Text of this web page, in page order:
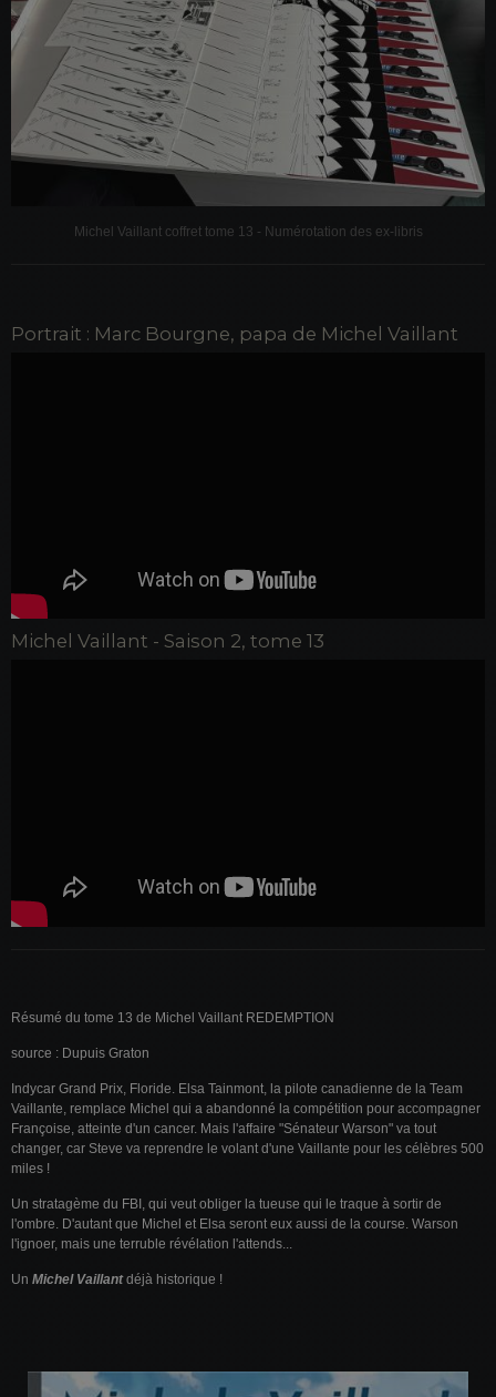
Michel Vaillant coffret tome 13 - Numérotation des ex-libris
Portrait : Marc Bourgne, papa de Michel Vaillant
Michel Vaillant - Saison 2, tome 13
Résumé du tome 13 de Michel Vaillant REDEMPTION
source : Dupuis Graton
Indycar Grand Prix, Floride. Elsa Tainmont, la pilote canadienne de la Team
Vaillante, remplace Michel qui a abandonné la compétition pour accompagner
Françoise, atteinte d'un cancer. Mais l'affaire "Sénateur Warson" va tout
changer, car Steve va reprendre le volant d'une Vaillante pour les célèbres 500
miles !
Un stratagème du FBI, qui veut obliger la tueuse qui le traque à sortir de
l'ombre. D'autant que Michel et Elsa seront eux aussi de la course. Warson
l'ignoer, mais une terruble révélation l'attends...
Un Michel Vaillantdéjà historique !